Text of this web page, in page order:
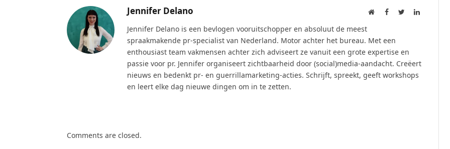
Jennifer Delano WebsiteFacebookTwitterLinkedIn
Jennifer Delano is een bevlogen vooruitschopper en absoluut de meest
spraakmakende pr-specialist van Nederland. Motor achter het bureau. Met een
enthousiast team vakmensen achter zich adviseert ze vanuit een grote expertise en
passie voor pr. Jennifer organiseert zichtbaarheid door (social)media-aandacht. Creëert
nieuws en bedenkt pr- en guerrillamarketing-acties. Schrijft, spreekt, geeft workshops
en leert elke dag nieuwe dingen om in te zetten.
Comments are closed.